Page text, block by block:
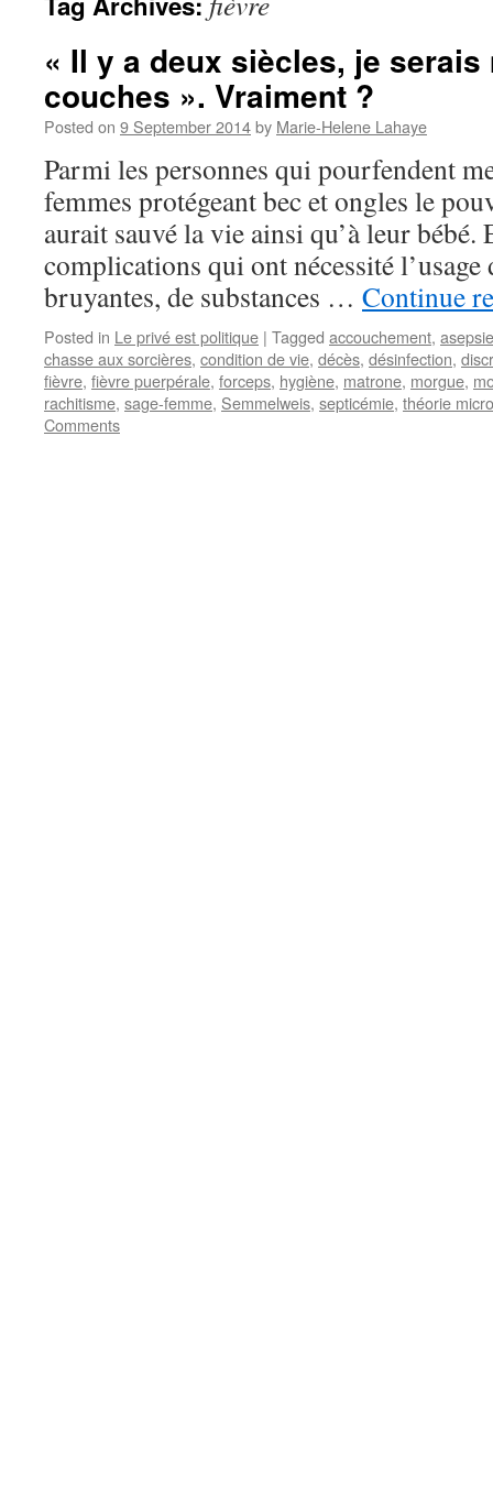
« Il y a deux siècles, je serais
couches ». Vraiment ?
Posted on 9 September 2014by Marie-Helene Lahaye
Parmi les personnes qui pourfendent
femmes protégeant bec et ongles le
aurait sauvé la vie ainsi qu’à leur bébé.
complications qui ont nécessité l’usage
bruyantes, de substances … Continue
Posted in Le privé est politique | Tagged accouchement, asepsie
chasse aux sorcières, condition de vie, décès, désinfection,
fièvre, fièvre puerpérale, forceps, hygiène, matrone, morgue,
rachitisme, sage-femme, Semmelweis, septicémie, théorie
Comments